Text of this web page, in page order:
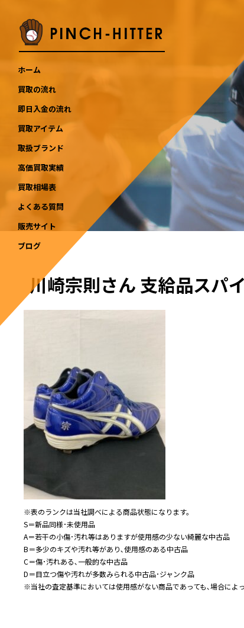
ホーム
買取の流れ
即日入金の流れ
買取アイテム
取扱ブランド
高価買取実績
買取相場表
よくある質問
販売サイト
ブログ
川崎宗則さん 支給品スパ
※表のランクは当社調べによる商品状態になります。
S＝新品同様･未使用品
A＝若干の小傷･汚れ等はありますが使用感の少ない綺麗な中古品
B＝多少のキズや汚れ等があり､使用感のある中古品
C＝傷･汚れある､一般的な中古品
D＝目立つ傷や汚れが多数みられる中古品･ジャンク品
※当社の査定基準においては使用感がない商品であっても､場合によ